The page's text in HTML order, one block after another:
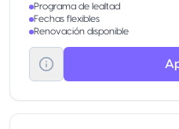
Programa de lealtad
Fechas flexibles
Renovación disponible